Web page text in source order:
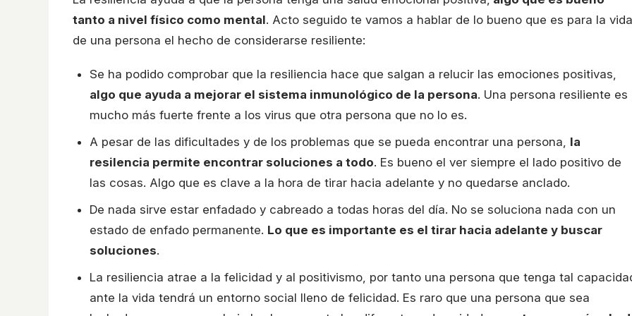
tanto a nivel físico como mental. Acto seguido te vamos a hablar de lo bueno que es para la vida
de una persona el hecho de considerarse resiliente:
Se ha podido comprobar que la resiliencia hace que salgan a relucir las emociones positivas,
algo que ayuda a mejorar el sistema inmunológico de la persona. Una persona resiliente es
mucho más fuerte frente a los virus que otra persona que no lo es.
A pesar de las dificultades y de los problemas que se pueda encontrar una persona, la
resilencia permite encontrar soluciones a todo. Es bueno el ver siempre el lado positivo de
las cosas. Algo que es clave a la hora de tirar hacia adelante y no quedarse anclado.
De nada sirve estar enfadado y cabreado a todas horas del día. No se soluciona nada con un
estado de enfado permanente. Lo que es importante es el tirar hacia adelante y buscar
soluciones.
La resiliencia atrae a la felicidad y al positivismo, por tanto una persona que tenga tal
ante la vida tendrá un entorno social lleno de felicidad. Es raro que una persona que sea